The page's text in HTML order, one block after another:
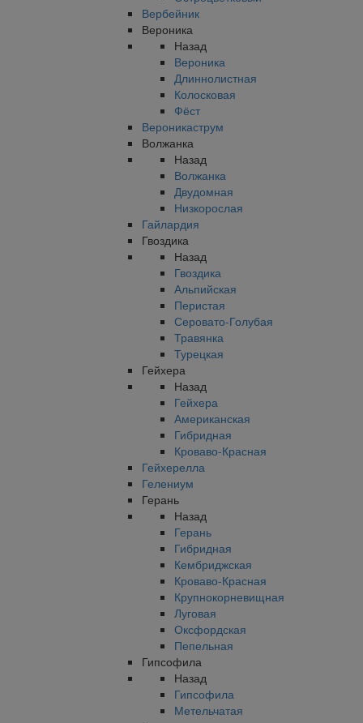
Вербейник
Вероника
Назад
Вероника
Длиннолистная
Колосковая
Фёст
Вероникаструм
Волжанка
Назад
Волжанка
Двудомная
Низкорослая
Гайлардия
Гвоздика
Назад
Гвоздика
Альпийская
Перистая
Серовато-Голубая
Травянка
Турецкая
Гейхера
Назад
Гейхера
Американская
Гибридная
Кроваво-Красная
Гейхерелла
Гелениум
Герань
Назад
Герань
Гибридная
Кембриджская
Кроваво-Красная
Крупнокорневищная
Луговая
Оксфордская
Пепельная
Гипсофила
Назад
Гипсофила
Метельчатая